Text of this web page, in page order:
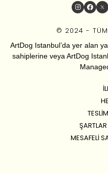
© 2024 - TÜM
ArtDog Istanbul’da yer alan
sahiplerine veya ArtDog
MESAFELI